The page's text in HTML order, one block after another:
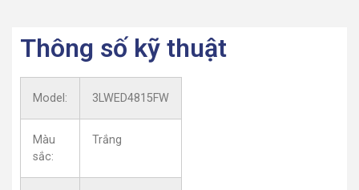
Thông số kỹ thuật
Model: 3LWED4815FW
Màu
sắc:
Trắng